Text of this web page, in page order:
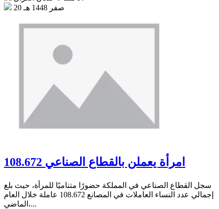
20 صفر 1448 هـ
108.672 امرأة يعملن بالقطاع الصناعي
سجل القطاع الصناعي في المملكة حضورًا متناميًا للمرأة، حيث بلغ
إجمالي عدد النساء العاملات في المصانع 108.672 عاملة خلال العام
الماضي،...